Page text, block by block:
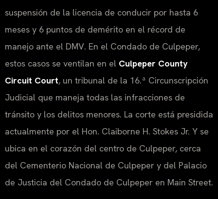
suspensión de la licencia de conducir por hasta 6
meses y 6 puntos de demérito en el récord de
manejo ante el DMV. En el Condado de Culpeper,
estos casos se ventilan en el Culpeper County
Circuit Court, un tribunal de la 16.ª Circunscripción
Judicial que maneja todas las infracciones de
tránsito y los delitos menores. La corte está presidida
actualmente por el Hon. Claiborne H. Stokes Jr. Y se
ubica en el corazón del centro de Culpeper, cerca
del Cementerio Nacional de Culpeper y del Palacio
de Justicia del Condado de Culpeper en Main Street.